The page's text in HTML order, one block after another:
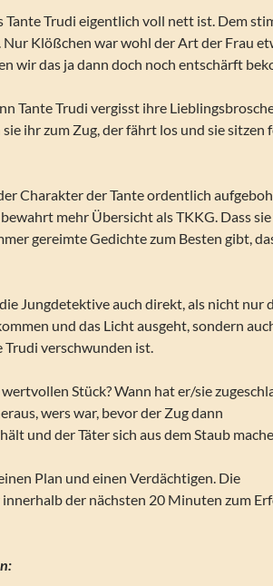
Tante Trudi eigentlich voll nett ist. Dem
Nur Klößchen war wohl der Art der Frau
wir das ja dann doch noch entschärft
Tante Trudi vergisst ihre
ihr zum Zug, der fährt los und sie sitzen
Charakter der Tante ordentlich
mehr Übersicht als TKKG. Dass
gereimte Gedichte zum Besten gibt,
Jungdetektive auch direkt, als nicht nur
und das Licht ausgeht, sondern
Trudi verschwunden ist.
Stück? Wann hat er/sie
wers war, bevor der Zug dann
und der Täter sich aus dem Staub
Plan und einen Verdächtigen. Die
der nächsten 20 Minuten zum